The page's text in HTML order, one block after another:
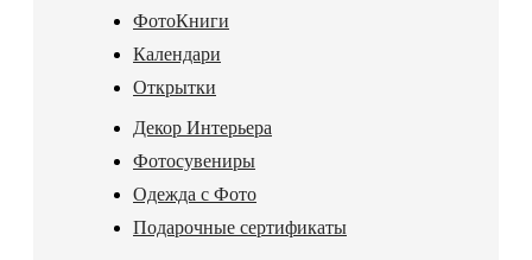
ФотоКниги
Календари
Открытки
Декор Интерьера
Фотосувениры
Одежда с Фото
Подарочные сертификаты